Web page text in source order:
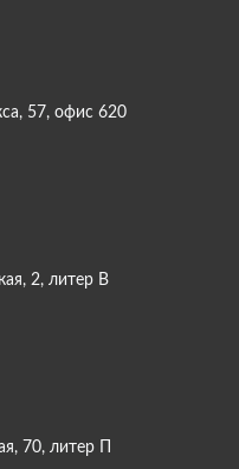
57, офис 620
2, литер В
70, литер П